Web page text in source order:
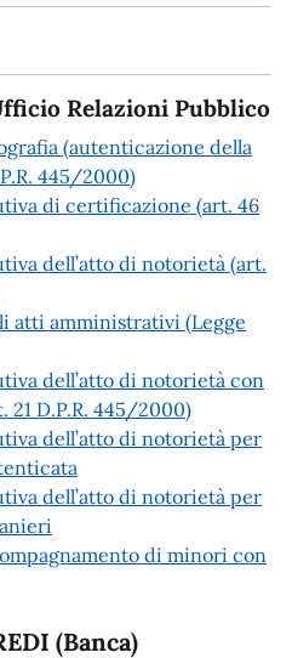
Relazioni Pubblico
(autenticazione della
445/2000)
di certificazione (art. 46
dell’atto di notorietà (art.
atti amministrativi (Legge
dell’atto di notorietà con
D.P.R. 445/2000)
dell’atto di notorietà per
dell’atto di notorietà per
di minori con
(Banca)